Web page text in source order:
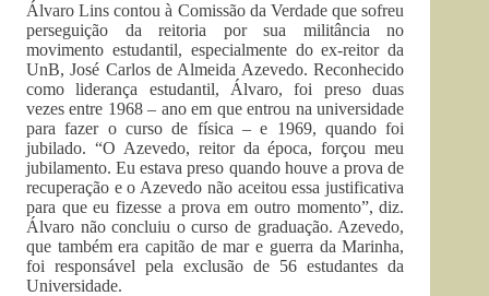
Álvaro Lins contou à Comissão da Verdade que sofreu
perseguição da reitoria por sua militância no
movimento estudantil, especialmente do ex-reitor da
UnB, José Carlos de Almeida Azevedo. Reconhecido
como liderança estudantil, Álvaro, foi preso duas
vezes entre 1968 – ano em que entrou na universidade
para fazer o curso de física – e 1969, quando foi
jubilado. “O Azevedo, reitor da época, forçou meu
jubilamento. Eu estava preso quando houve a prova de
recuperação e o Azevedo não aceitou essa justificativa
para que eu fizesse a prova em outro momento”, diz.
Álvaro não concluiu o curso de graduação. Azevedo,
que também era capitão de mar e guerra da Marinha,
foi responsável pela exclusão de 56 estudantes da
Universidade.